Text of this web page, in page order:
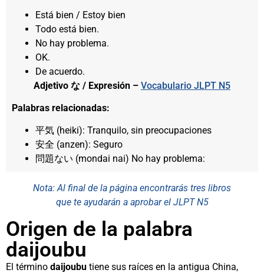
Está bien / Estoy bien
Todo está bien.
No hay problema.
OK.
De acuerdo.
Adjetivo な / Expresión – Vocabulario JLPT N5
Palabras relacionadas:
平気 (heiki): Tranquilo, sin preocupaciones
安全 (anzen): Seguro
問題ない (mondai nai) No hay problema:
Nota: Al final de la página encontrarás tres libros
que te ayudarán a aprobar el JLPT N5
Origen de la palabra
daijoubu
El término daijoubu tiene sus raíces en la antigua China,